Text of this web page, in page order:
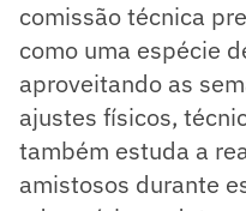
comissão técnica
como uma espécie
aproveitando as
ajustes físicos,
também estuda a
amistosos durante